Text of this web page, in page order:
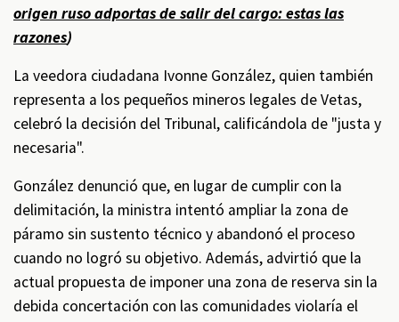
origen ruso adportas de salir del cargo: estas las
razones)
La veedora ciudadana Ivonne González, quien también
representa a los pequeños mineros legales de Vetas,
celebró la decisión del Tribunal, calificándola de "justa y
necesaria".
González denunció que, en lugar de cumplir con la
delimitación, la ministra intentó ampliar la zona de
páramo sin sustento técnico y abandonó el proceso
cuando no logró su objetivo. Además, advirtió que la
actual propuesta de imponer una zona de reserva sin la
debida concertación con las comunidades violaría el